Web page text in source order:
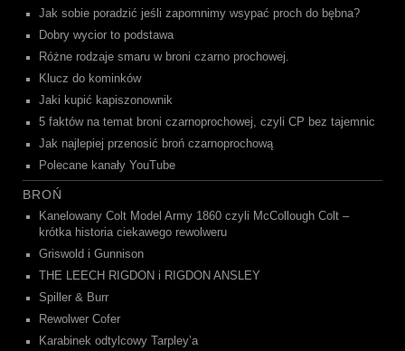
Jak sobie poradzić jeśli zapomnimy wsypać proch do bębna?
Dobry wycior to podstawa
Różne rodzaje smaru w broni czarno prochowej.
Klucz do kominków
Jaki kupić kapiszonownik
5 faktów na temat broni czarnoprochowej, czyli CP bez tajemnic
Jak najlepiej przenosić broń czarnoprochową
Polecane kanały YouTube
BROŃ
Kanelowany Colt Model Army 1860 czyli McCollough Colt –
krótka historia ciekawego rewolweru
Griswold i Gunnison
THE LEECH RIGDON i RIGDON ANSLEY
Spiller & Burr
Rewolwer Cofer
Karabinek odtylcowy Tarpley’a